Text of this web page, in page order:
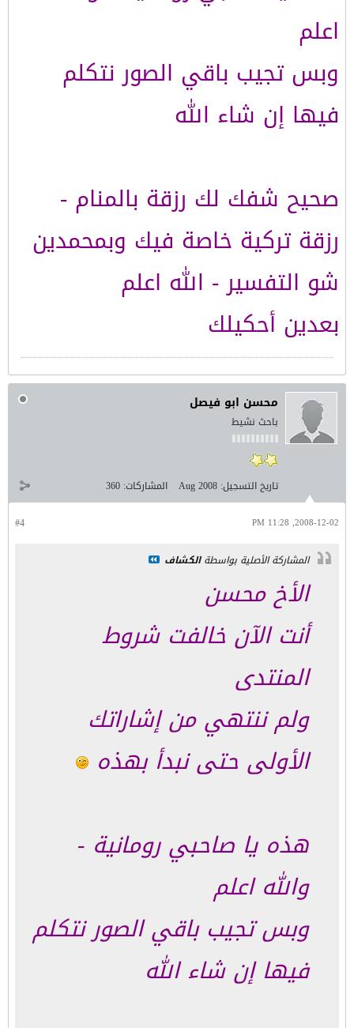
اعلم
وبس تجيب باقي الصور نتكلم
فيها إن شاء الله
صحيح شفك لك رزقة بالمنام -
رزقة تركية خاصة فيك وبمحمدين
شو التفسير - الله اعلم
بعدين أحكيلك
محسن ابو فيصل
باحث نشيط
تاريخ التسجيل: Aug 2008 المشاركات: 360
#4 2008-12-02, 11:28 PM
المشاركة الأصلية بواسطةالكشاف
الأخ محسن
أنت الآن خالفت شروط
المنتدى
ولم ننتهي من إشاراتك
الأولى حتى نبدأ بهذه
هذه يا صاحبي رومانية -
والله اعلم
وبس تجيب باقي الصور نتكلم
فيها إن شاء الله